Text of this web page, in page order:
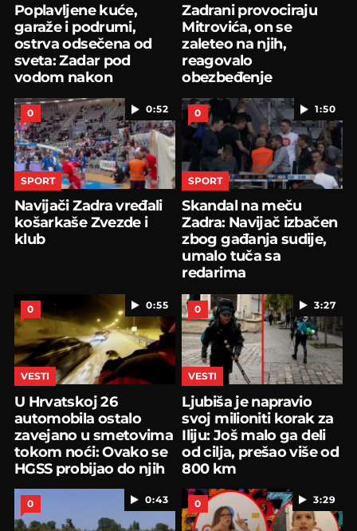
Poplavljene kuće,
garaže i podrumi,
ostrva odsečena od
sveta: Zadar pod
vodom nakon
Zadrani provociraju
Mitrovića, on se
zaleteo na njih,
reagovalo
obezbeđenje
0:52
0
SPORT
Navijači Zadra vređali
košarkaše Zvezde i
klub
1:50
0
SPORT
Skandal na meču
Zadra: Navijač izbačen
zbog gađanja sudije,
umalo tuča sa
redarima
0:55
0
VESTI
U Hrvatskoj 26
automobila ostalo
zavejano u smetovima
tokom noći: Ovako se
HGSS probijao do njih
3:27
0
VESTI
Ljubiša je napravio
svoj milioniti korak za
Iliju: Još malo ga deli
od cilja, prešao više od
800 km
0:43
0 3:29
0